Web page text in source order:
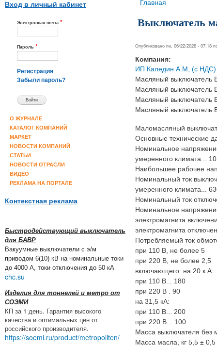
Вход в личный кабинет
Электронная почта *
Пароль *
Регистрация
Забыли пароль?
О ЖУРНАЛЕ
КАТАЛОГ КОМПАНИЙ
МАРКЕТ
НОВОСТИ КОМПАНИЙ
СТАТЬИ
НОВОСТИ ОТРАСЛИ
ВИДЕО
РЕКЛАМА НА ПОРТАЛЕ
Контекстная реклама
Быстродействующий выключатель
для БАВР
Вакуумные выключатели с э/м
приводом 6(10) кВ на номинальные токи
до 4000 А, токи отключения до 50 кА
chc.su
Изделия для тоннелей и метро от
СОЭМИ
КП за 1 день. Гарантия высокого
качества и оптимальных цен от
российского производителя.
https://soemi.ru/product/metropoliten/
Вы здесь
Главная
Выключатель
Опубликовано пн, 06/22/2026 - 07:18
Компания:
ИП Каледин А.М, (с НДС)
Масляный выключатель
Масляный выключатель
Масляный выключатель
Масляный выключатель
Маломасляный
Основные технические
Номинальное
умеренного климата... 10
Наибольшее рабочее
Номинальный ток
умеренного климата...
Номинальный ток
Номинальное
электромагнита
электромагнита
Потребляемый ток
при 110 В, не более 5
при 220 В, не более 2,5
включающего: на 20 к А:
при 110 В... 180
при 220 В . 90
на 31,5 кА:
при 110 В... 200
при 220 В... 100
Масса выключателя без
Масса масла, кг 5,5 ± 0,5